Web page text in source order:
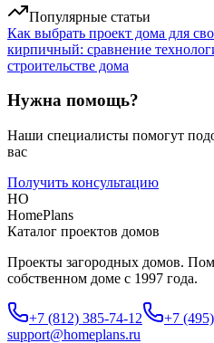
Популярные статьи
Как выбрать проект дома для
кирпичный: сравнение
строительстве дома
Нужна помощь?
Наши специалисты помогут
вас
Получить консультацию
HO
HomePlans
Каталог проектов домов
Проекты загородных домов.
собственном доме с 1997 года.
+7 (812) 385-74-12
+7
support@homeplans.ru